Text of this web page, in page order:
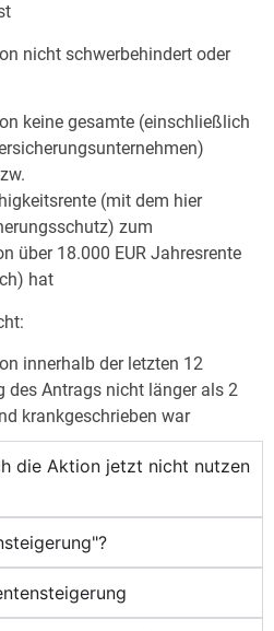
nicht schwerbehindert oder
keine gesamte (einschließlich
(mit dem hier
zum
über 18.000 EUR Jahresrente
hat
innerhalb der letzten 12
des Antrags nicht länger als 2
krankgeschrieben war
die Aktion jetzt nicht nutzen